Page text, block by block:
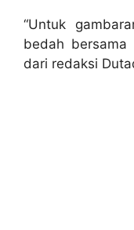
“Untuk
bedah
dari redaksi